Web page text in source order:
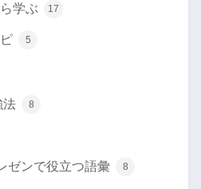
学ぶ 17
5
法 8
ゼンで役立つ語彙 8